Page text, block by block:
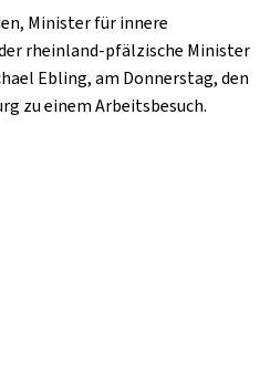
Minister für innere
rheinland-pfälzische Minister
Ebling, am Donnerstag, den
zu einem Arbeitsbesuch.